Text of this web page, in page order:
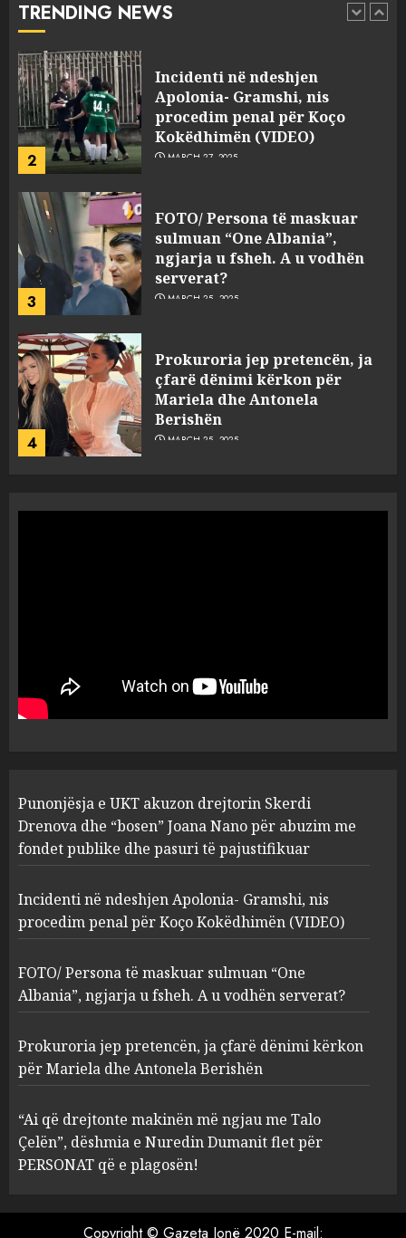
TRENDING NEWS
2 MARCH 27, 2025
3
FOTO/ Persona të maskuar
sulmuan “One Albania”,
ngjarja u fsheh. A u vodhën
serverat?
MARCH 25, 2025
4
Prokuroria jep pretencën, ja
çfarë dënimi kërkon për
Mariela dhe Antonela
Berishën
MARCH 25, 2025
5
“Ai që drejtonte makinën më
ngjau me Talo Çelën”,
dëshmia e Nuredin Dumanit
flet për PERSONAT që e
plagosën!
2
procedim penal për Koço
Kokëdhimën (VIDEO)
MARCH 27, 2025
3
sulmuan “One Albania”,
ngjarja u fsheh. A u vodhën
serverat?
MARCH 25, 2025
4
Prokuroria jep pretencën, ja
çfarë dënimi kërkon për
Mariela dhe Antonela
Berishën
MARCH 25, 2025
5
“Ai që drejtonte makinën më
ngjau me Talo Çelën”,
flet për PERSONAT që e
plagosën!
MARCH 25, 2025
Punonjësja e UKT akuzon drejtorin Skerdi
Drenova dhe “bosen” Joana Nano për abuzim me
fondet publike dhe pasuri të pajustifikuar
Incidenti në ndeshjen Apolonia- Gramshi, nis
procedim penal për Koço Kokëdhimën (VIDEO)
FOTO/ Persona të maskuar sulmuan “One
Albania”, ngjarja u fsheh. A u vodhën serverat?
Prokuroria jep pretencën, ja çfarë dënimi kërkon
për Mariela dhe Antonela Berishën
“Ai që drejtonte makinën më ngjau me Talo
Çelën”, dëshmia e Nuredin Dumanit flet për
PERSONAT që e plagosën!
Copyright © Gazeta Jonë 2020 E-mail: